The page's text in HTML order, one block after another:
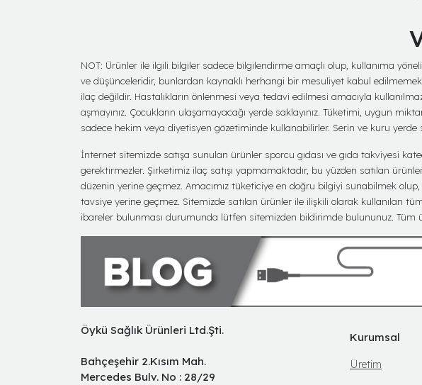
NOT: Ürünler ile ilgili bilgiler sadece bilgilendirme amaçlı olup, kullanıma
ve düşünceleridir, bunlardan kaynaklı herhangi bir mesuliyet kabul
ilaç değildir. Hastalıkların önlenmesi veya tedavi edilmesi amacıyla
aşmayınız. Çocukların ulaşamayacağı yerde saklayınız. Tüketimi, uygun
sadece hekim veya diyetisyen gözetiminde kullanabilirler. Serin ve kuru yerde
İnternet sitemizde satışa sunulan ürünler sporcu gıdası ve gıda takviyesi
gerektirmezler. Şirketimiz ilaç satışı yapmamaktadır, bu yüzden satılan
düzenin yerine geçmez. Amacımız tüketiciye en doğru bilgiyi sunabilmek
tavsiye yerine geçmez. Sitemizde satılan ürünler ile ilişkili olarak kullanılan
ibareler bulunması durumunda lütfen sitemizden bildirimde bulununuz. Tüm
Öykü Sağlık Ürünleri Ltd.Şti.
Bahçeşehir 2.Kısım Mah.
Mercedes Bulv. No : 28/29
Kurumsal
Üretim